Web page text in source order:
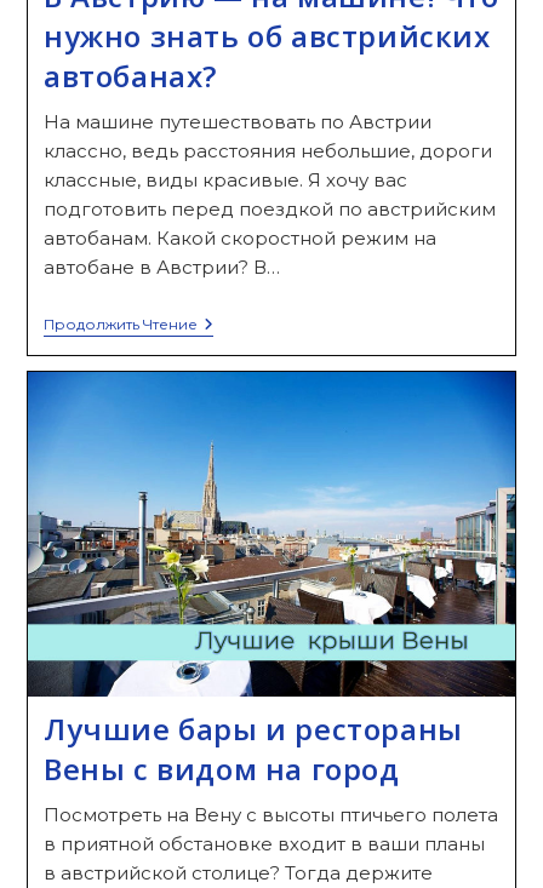
нужно знать об австрийских
автобанах?
На машине путешествовать по Австрии
классно, ведь расстояния небольшие, дороги
классные, виды красивые. Я хочу вас
подготовить перед поездкой по австрийским
автобанам. Какой скоростной режим на
автобане в Австрии? В…
Продолжить ЧтениеВ
Нужно
Знать
Об
Австрийских
Автобанах?
Лучшие бары и рестораны
Вены с видом на город
Посмотреть на Вену с высоты птичьего полета
в приятной обстановке входит в ваши планы
в австрийской столице? Тогда держите